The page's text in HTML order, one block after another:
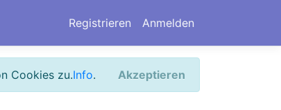
Registrieren Anmelden
Cookies zu.Info. Akzeptieren